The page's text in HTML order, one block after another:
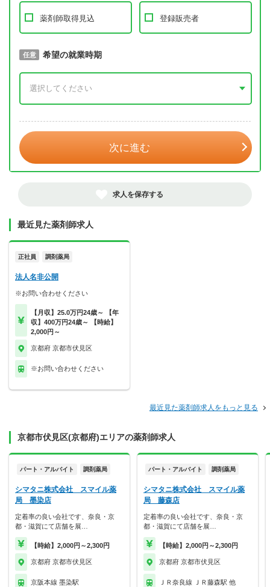
薬剤師取得見込 登録販売者
必須 取得予定年
任意 希望の就業時期
次に進む
求人を保存する
最近見た薬剤師求人
正社員 調剤薬局
法人名非公開
※お問い合わせください
【月収】25.0万円24歳～ 【年
収】400万円24歳～ 【時給】
2,000円～
京都府 京都市伏見区
※お問い合わせください
最近見た薬剤師求人をもっと見る
京都市伏見区(京都府)エリアの薬剤師求人
パート・アルバイト 調剤薬局
シマタニ株式会社 スマイル薬
局 墨染店
定着率の良い会社です、奈良・京
都・滋賀にて店舗を展…
【時給】2,000円～2,300円
京都府 京都市伏見区
京阪本線 墨染駅
パート・アルバイト 調剤薬局
シマタニ株式会社 スマイル薬
局 藤森店
定着率の良い会社です、奈良・京
都・滋賀にて店舗を展…
【時給】2,000円～2,300円
京都府 京都市伏見区
ＪＲ奈良線 ＪＲ藤森駅 他